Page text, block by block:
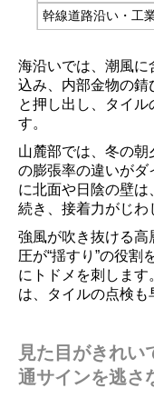
幹線道路沿い・工
海沿いでは、潮風に
込み、内部金物の錆
と押し出し、タイル
す。
山麓部では、冬の
の膨張率の違いがダ
に北面や日陰の壁
続き、接着力がじわ
強風が吹き抜ける高
圧が“揺すり”の役割
にトドメを刺しま
は、タイルの点検も
見た目がきれい
通サインを逃さ